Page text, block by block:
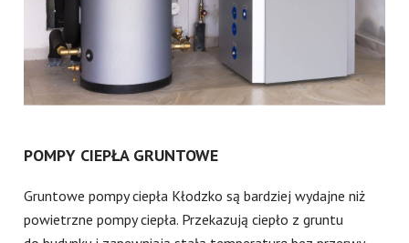
POMPY CIEPŁA GRUNTOWE
Gruntowe pompy ciepła Kłodzko są bardziej wydajne niż
powietrzne pompy ciepła. Przekazują ciepło z gruntu